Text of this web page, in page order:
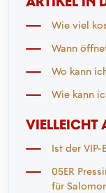
Wie viel
Wann
Wo kann
Wie kann
VIELLEICHT
Ist der
05ER
für